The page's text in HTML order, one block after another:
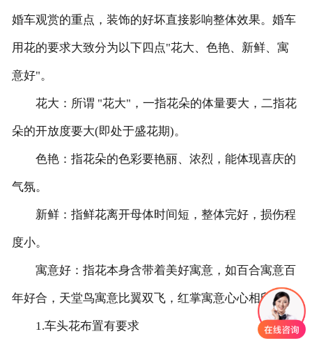
婚车观赏的重点，装饰的好坏直接影响整体效果。婚车
用花的要求大致分为以下四点"花大、色艳、新鲜、寓
意好"。
花大：所谓 "花大"，一指花朵的体量要大，二指花
朵的开放度要大(即处于盛花期)。
色艳：指花朵的色彩要艳丽、浓烈，能体现喜庆的
气氛。
新鲜：指鲜花离开母体时间短，整体完好，损伤程
度小。
寓意好：指花本身含带着美好寓意，如百合寓意百
年好合，天堂鸟寓意比翼双飞，红掌寓意心心相印等。
1.车头花布置有要求